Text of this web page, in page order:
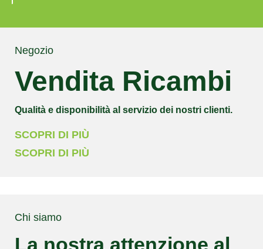
Negozio
Vendita Ricambi
Qualità e disponibilità al servizio dei nostri clienti.
SCOPRI DI PIÙ
SCOPRI DI PIÙ
Chi siamo
La nostra attenzione al